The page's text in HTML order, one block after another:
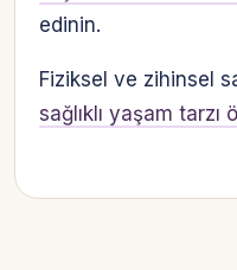
edinin.
Fiziksel ve zihinsel
sağlıklı yaşam tarzı